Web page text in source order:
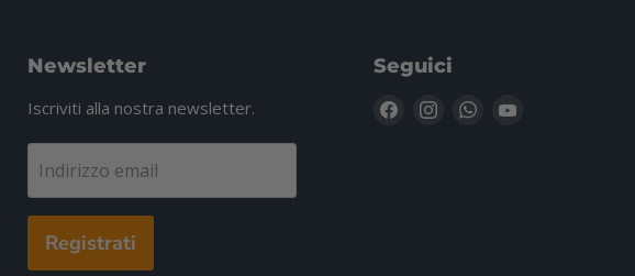
Newsletter
Iscriviti alla nostra newsletter.
Indirizzo email
Registrati
Seguici
Trovaci Trovaci Trovaci